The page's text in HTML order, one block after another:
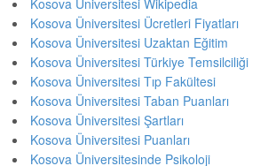
Kosova Üniversitesi Ücretleri Fiyatları
Kosova Üniversitesi Uzaktan Eğitim
Kosova Üniversitesi Türkiye Temsilciliği
Kosova Üniversitesi Tıp Fakültesi
Kosova Üniversitesi Taban Puanları
Kosova Üniversitesi Şartları
Kosova Üniversitesi Puanları
Kosova Üniversitesinde Psikoloji